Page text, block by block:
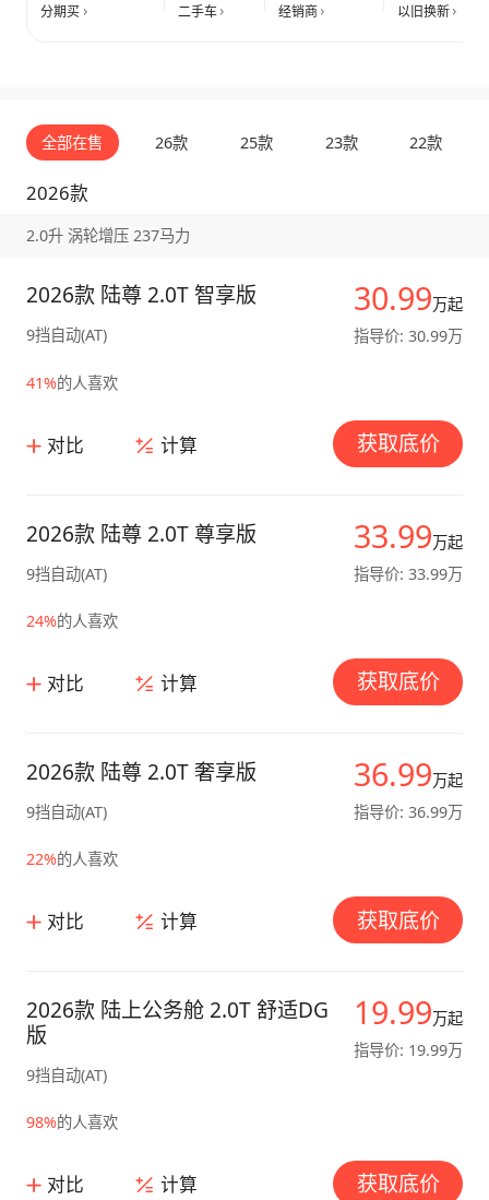
分期买 二手车 经销商 以旧换新
全部在售 26款 25款 23款 22款
2026款
2.0升 涡轮增压 237马力
30.99万起
指导价: 30.99万
2026款 陆尊 2.0T 智享版
9挡自动(AT)
41%的人喜欢
对比 计算 获取底价
33.99万起
指导价: 33.99万
2026款 陆尊 2.0T 尊享版
9挡自动(AT)
24%的人喜欢
对比 计算 获取底价
36.99万起
指导价: 36.99万
2026款 陆尊 2.0T 奢享版
9挡自动(AT)
22%的人喜欢
对比 计算 获取底价
19.99万起
指导价: 19.99万
2026款 陆上公务舱 2.0T 舒适DG
版
9挡自动(AT)
98%的人喜欢
对比 计算 获取底价